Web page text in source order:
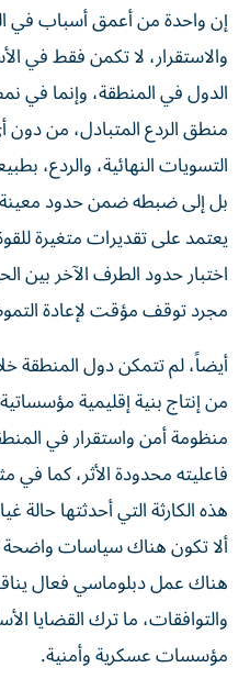
إن واحدة من أعمق أسباب في
والاستقرار، لا تكمن فقط في
الدول في المنطقة، وإنما في
منطق الردع المتبادل، من
التسويات النهائية، والردع،
بل إلى ضبطه ضمن حدود
يعتمد على تقديرات متغيرة
اختبار حدود الطرف الآخر بين
مجرد توقف مؤقت لإعادة
أيضاً، لم تتمكن دول المنطقة
من إنتاج بنية إقليمية
منظومة أمن واستقرار في
فاعليته محدودة الأثر، كما في
هذه الكارثة التي أحدثتها
ألا تكون هناك سياسات واضحة
هناك عمل دبلوماسي فعال
والتوافقات، ما ترك القضايا
مؤسسات عسكرية وأمنية.